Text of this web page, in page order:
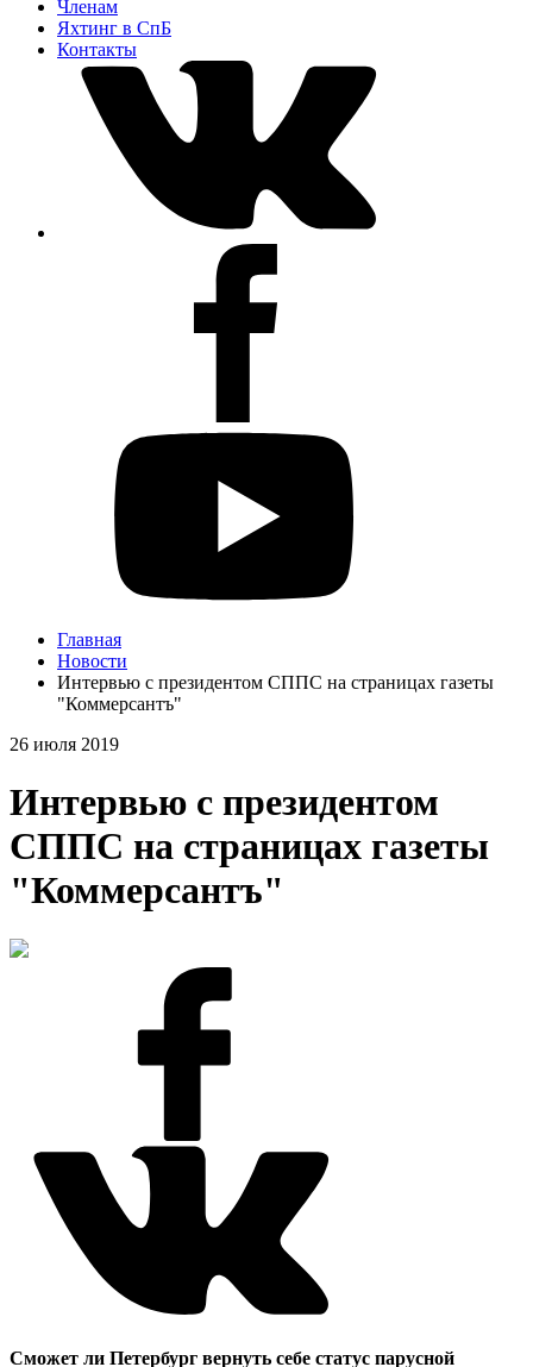
Членам
Яхтинг в СпБ
Контакты
Главная
Новости
Интервью с президентом СППС на страницах газеты
"Коммерсантъ"
26 июля 2019
Интервью с президентом
СППС на страницах газеты
"Коммерсантъ"
Сможет ли Петербург вернуть себе статус парусной